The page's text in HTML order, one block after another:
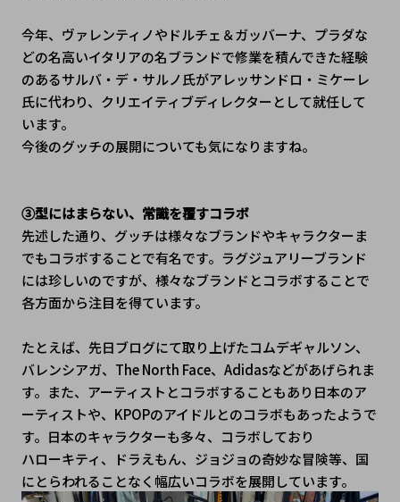
今年、ヴァレンティノやドルチェ＆ガッバーナ、プラダな
どの名高いイタリアの名ブランドで修業を積んできた経験
のあるサルバ・デ・サルノ氏がアレッサンドロ・ミケーレ
氏に代わり、クリエイティブディレクターとして就任して
います。
今後のグッチの展開についても気になりますね。
③型にはまらない、常識を覆すコラボ
先述した通り、グッチは様々なブランドやキャラクターま
でもコラボすることで有名です。ラグジュアリーブランド
には珍しいのですが、様々なブランドとコラボすることで
各方面から注目を得ています。
たとえば、先日ブログにて取り上げたコムデギャルソン、
バレンシアガ、The North Face、Adidasなどがあげられま
す。また、アーティストとコラボすることもあり日本のア
ーティストや、KPOPのアイドルとのコラボもあったようで
す。日本のキャラクターも多々、コラボしており
ハローキティ、ドラえもん、ジョジョの奇妙な冒険等、国
にとらわれることなく幅広いコラボを展開しています。